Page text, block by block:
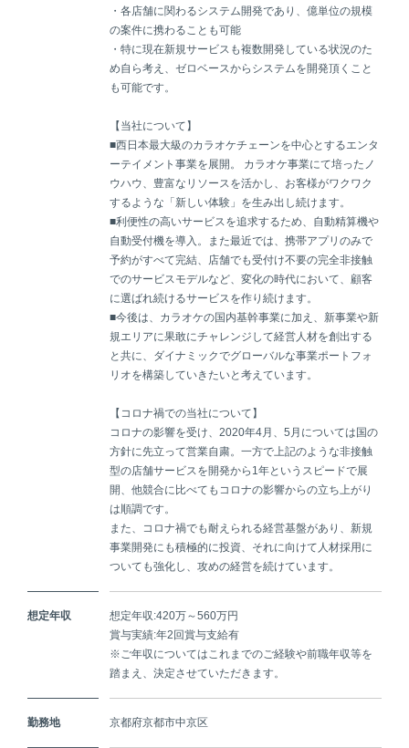
・各店舗に関わるシステム開発であり、億単位の規模
の案件に携わることも可能
・特に現在新規サービスも複数開発している状況のた
め自ら考え、ゼロベースからシステムを開発頂くこと
も可能です。
【当社について】
■西日本最大級のカラオケチェーンを中心とするエンタ
ーテイメント事業を展開。 カラオケ事業にて培ったノ
ウハウ、豊富なリソースを活かし、お客様がワクワク
するような「新しい体験」を生み出し続けます。
■利便性の高いサービスを追求するため、自動精算機や
自動受付機を導入。また最近では、携帯アプリのみで
予約がすべて完結、店舗でも受付け不要の完全非接触
でのサービスモデルなど、変化の時代において、顧客
に選ばれ続けるサービスを作り続けます。
■今後は、カラオケの国内基幹事業に加え、新事業や新
規エリアに果敢にチャレンジして経営人材を創出する
と共に、ダイナミックでグローバルな事業ポートフォ
リオを構築していきたいと考えています。
【コロナ禍での当社について】
コロナの影響を受け、2020年4月、5月については国の
方針に先立って営業自粛。一方で上記のような非接触
型の店舗サービスを開発から1年というスピードで展
開、他競合に比べてもコロナの影響からの立ち上がり
は順調です。
また、コロナ禍でも耐えられる経営基盤があり、新規
事業開発にも積極的に投資、それに向けて人材採用に
ついても強化し、攻めの経営を続けています。
想定年収
想定年収:420万～560万円
賞与実績:年2回賞与支給有
※ご年収についてはこれまでのご経験や前職年収等を
踏まえ、決定させていただきます。
勤務地 京都府京都市中京区